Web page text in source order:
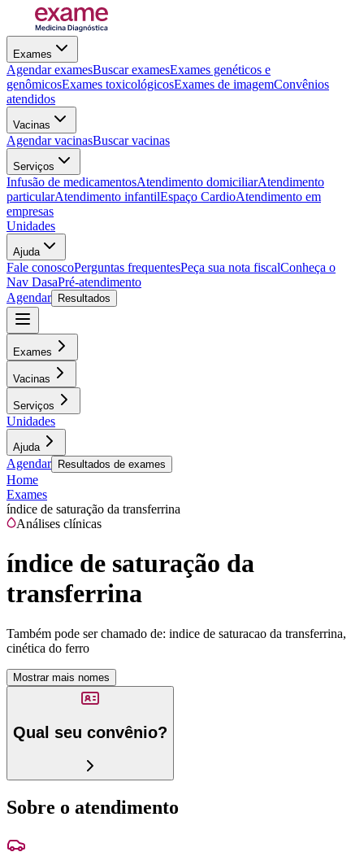
Exames
Agendar examesBuscar examesExames genéticos e
genômicosExames toxicológicosExames de imagemConvênios
atendidos
Vacinas
Agendar vacinasBuscar vacinas
Serviços
Infusão de medicamentosAtendimento domiciliarAtendimento
particularAtendimento infantilEspaço CardioAtendimento em
empresas
Unidades
Ajuda
Fale conoscoPerguntas frequentesPeça sua nota fiscalConheça o
Nav DasaPré-atendimento
Agendar
Resultados
Exames
Vacinas
Serviços
Unidades
Ajuda
Agendar Resultados de exames
Home
Exames
índice de saturação da transferrina
Análises clínicas
índice de saturação da
transferrina
Também pode ser chamado de: indice de saturacao da transferrina,
cinética do ferro
Mostrar mais nomes
Qual seu convênio?
Sobre o atendimento